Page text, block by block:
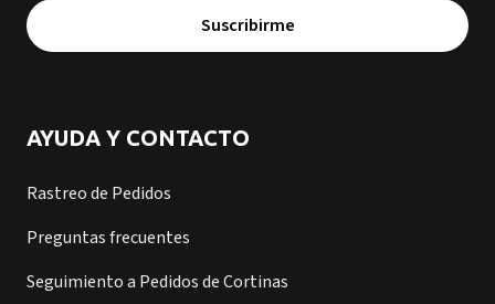
Suscribirme
AYUDA Y CONTACTO
Rastreo de Pedidos
Preguntas frecuentes
Seguimiento a Pedidos de Cortinas